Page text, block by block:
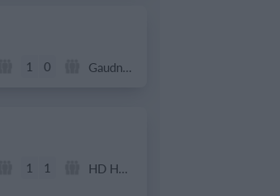
1 0 Gaudndaj
1 1 HD HD d